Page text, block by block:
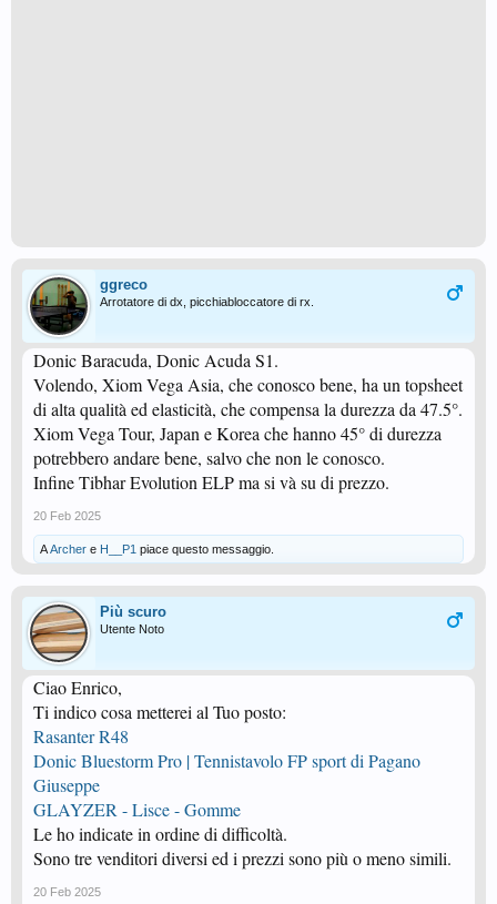
ggreco
Arrotatore di dx, picchiabloccatore di rx.
Donic Baracuda, Donic Acuda S1.
Volendo, Xiom Vega Asia, che conosco bene, ha un topsheet
di alta qualità ed elasticità, che compensa la durezza da 47.5°.
Xiom Vega Tour, Japan e Korea che hanno 45° di durezza
potrebbero andare bene, salvo che non le conosco.
Infine Tibhar Evolution ELP ma si và su di prezzo.
20 Feb 2025
AArcher e H__P1 piace questo messaggio.
Più scuro
Utente Noto
Ciao Enrico,
Ti indico cosa metterei al Tuo posto:
Rasanter R48
Donic Bluestorm Pro | Tennistavolo FP sport di Pagano
Giuseppe
GLAYZER - Lisce - Gomme
Le ho indicate in ordine di difficoltà.
Sono tre venditori diversi ed i prezzi sono più o meno simili.
20 Feb 2025